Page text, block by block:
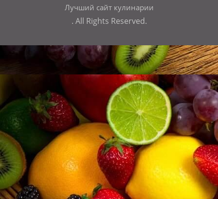
Лучший сайт кулинарии
. All Rights Reserved.